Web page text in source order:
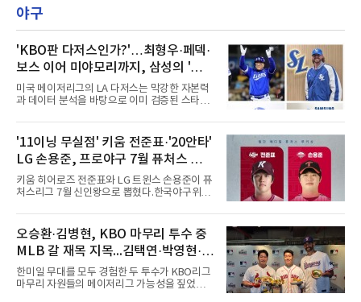
홀에서 경기하고 있다.
야구
'KBO판 다저스인가?'…최형우·페덱·
보스 이어 미야모리까지, 삼성의 '스펙
만렙' 승부수
미국 메이저리그의 LA 다저스는 막강한 자본력
과 데이터 분석을 바탕으로 이미 검증된 스타들
비롯해 메이저리그 정상급 선수들을 품으며 매
시즌 우승 후보로 평가받는 다저스의 행보는 늘
야구계의 관심을 끌었다. 가능성에 투자하기보
다, 이미 무대에서 증명한 선수들을 통해 당장의
경쟁력을 끌어올린다는 점이다.최근 한국 프로
야구에서도 비슷한 방향성을 보여주는 팀이 있
다. 바로 삼성 라이온즈다. 삼성은 오프시즌 최형
리더를 선택한 것이다.외국인 대체 투수 구성도
마찬가지다. 메이저리그
'11이닝 무실점' 키움 전준표·'20안타'
LG 손용준, 프로야구 7월 퓨처스 루키
상
키움 히어로즈 전준표와 LG 트윈스 손용준이 퓨
처스리그 7월 신인왕으로 뽑혔다.한국야구위원
월 퓨처스 루키상 수상자로 두 선수를 선정했다
고 밝혔다. 대체 선수 대비 승리 기여도(WAR)를
기준으로 전준표가 0.63, 손용준이 0.73으로 각
각 투수와 타자 부문 1위에 올랐다.전준표의 7월
은 완벽했다. 두 경기에 모두 선발 등판해 11이
닝 무실점으로 2승을 챙겼다. 월간 평균자책점
0.00으로 전체 1위, 이닝당 출루허용률(WHIP)
오승환·김병현, KBO 마무리 투수 중
MLB 갈 재목 지목...김택연·박영현·조
병현
한미일 무대를 모두 경험한 두 투수가 KBO리그
마무리 자원들의 메이저리그 가능성을 짚었다.